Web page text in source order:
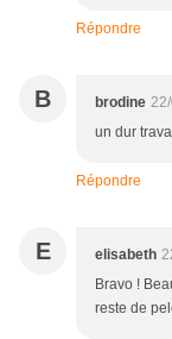
Répondre
B brodine
un dur
Répondre
E elisabeth
Bravo !
reste de